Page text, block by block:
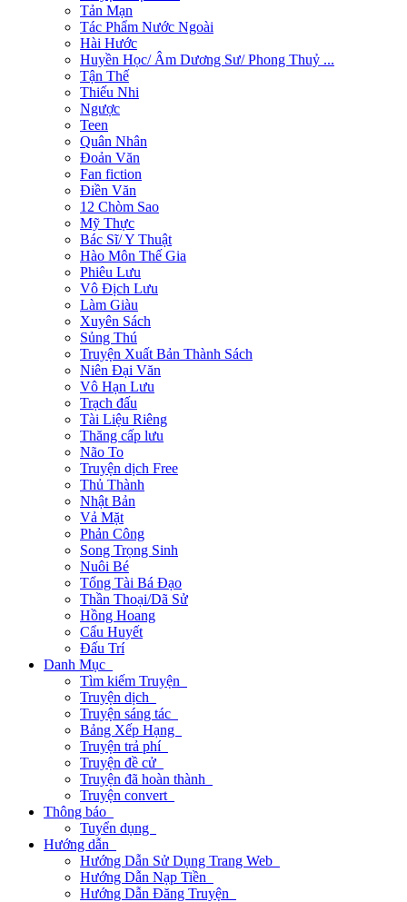
Tản Mạn
Tác Phẩm Nước Ngoài
Hài Hước
Huyền Học/ Âm Dương Sư/ Phong Thuỷ ...
Tận Thế
Thiếu Nhi
Ngược
Teen
Quân Nhân
Đoản Văn
Fan fiction
Điền Văn
12 Chòm Sao
Mỹ Thực
Bác Sĩ/ Y Thuật
Hào Môn Thế Gia
Phiêu Lưu
Vô Địch Lưu
Làm Giàu
Xuyên Sách
Sủng Thú
Truyện Xuất Bản Thành Sách
Niên Đại Văn
Vô Hạn Lưu
Trạch đấu
Tài Liệu Riêng
Thăng cấp lưu
Não To
Truyện dịch Free
Thủ Thành
Nhật Bản
Vả Mặt
Phản Công
Song Trọng Sinh
Nuôi Bé
Tổng Tài Bá Đạo
Thần Thoại/Dã Sử
Hồng Hoang
Cẩu Huyết
Đấu Trí
Danh Mục
Tìm kiếm Truyện
Truyện dịch
Truyện sáng tác
Bảng Xếp Hạng
Truyện trả phí
Truyện đề cử
Truyện đã hoàn thành
Truyện convert
Thông báo
Tuyển dụng
Hướng dẫn
Hướng Dẫn Sử Dụng Trang Web
Hướng Dẫn Nạp Tiền
Hướng Dẫn Đăng Truyện